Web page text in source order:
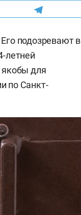
подозревают в
летней
якобы для
по Санкт-